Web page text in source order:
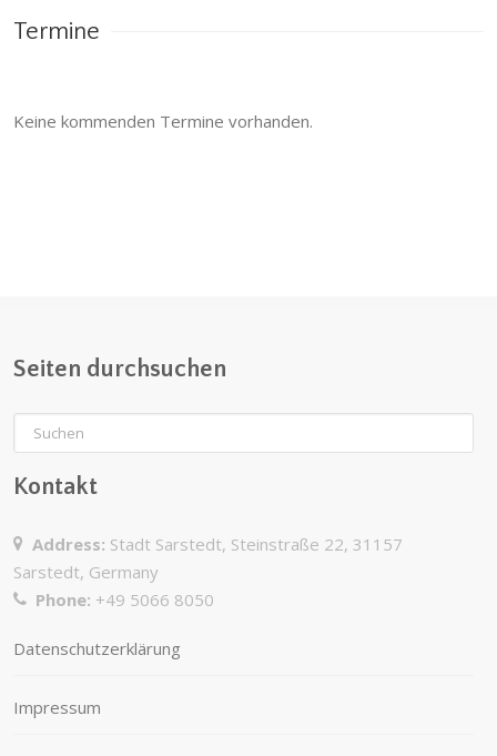
Termine
Keine kommenden Termine vorhanden.
Seiten durchsuchen
Kontakt
Address: Stadt Sarstedt, Steinstraße 22, 31157
Sarstedt, Germany
Phone: +49 5066 8050
Datenschutzerklärung
Impressum